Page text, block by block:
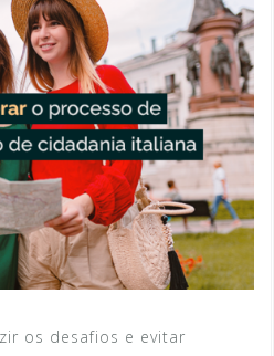
os desafios e evitar